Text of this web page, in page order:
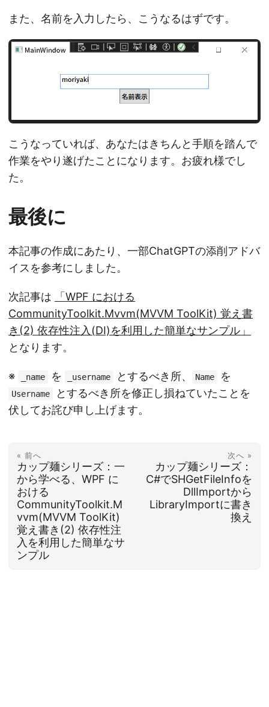
また、名前を入力したら、こうなるはずです。
こうなっていれば、あなたはきちんと手順を踏んで
作業をやり遂げたことになります。お疲れ様でし
た。
最後に
本記事の作成にあたり、一部ChatGPTの添削アドバ
イスを参考にしました。
次記事は
「WPF における
CommunityToolkit.Mvvm(MVVM ToolKit) 覚え書
き(2) 依存性注入(DI)を利用した簡単なサンプル」
となります。
※ _name を _username とするべき所、 Name を
Username
とするべき所を修正し損ねていたことを
伏してお詫び申し上げます。
« 前へ
カップ麺シリーズ：一
から学べる、WPF に
おける
CommunityToolkit.M
vvm(MVVM ToolKit)
覚え書き(2) 依存性注
入を利用した簡単なサ
ンプル
次へ »
カップ麺シリーズ：
C#でSHGetFileInfoを
DllImportから
LibraryImportに書き
換え